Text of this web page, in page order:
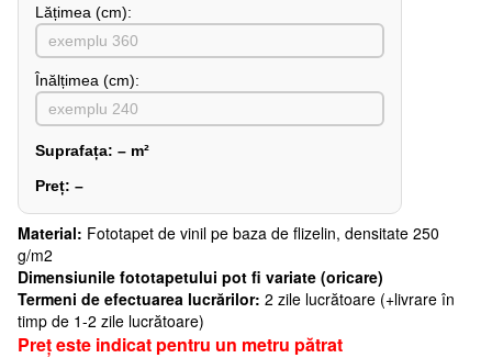
Lățimea (сm):
Înălțimea (cm):
Suprafața: – m²
Preț: –
Material: Fototapet de vinil pe baza de flizelin, densitate 250
g/m2
Dimensiunile fototapetului pot fi variate (oricare)
Termeni de efectuarea lucrărilor: 2 zile lucrătoare (+livrare în
timp de 1-2 zile lucrătoare)
Preț este indicat pentru un metru pătrat